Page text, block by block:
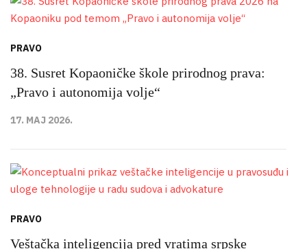
PRAVO
38. Susret Kopaoničke škole prirodnog prava:
„Pravo i autonomija volje“
17. MAJ 2026.
PRAVO
Veštačka inteligencija pred vratima srpske